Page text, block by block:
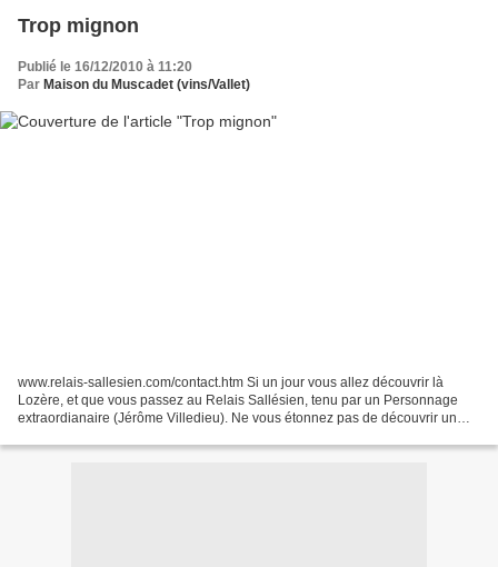
Trop mignon
Publié le 16/12/2010 à 11:20
Par Maison du Muscadet (vins/Vallet)
www.relais-sallesien.com/contact.htm Si un jour vous allez découvrir là
Lozère, et que vous passez au Relais Sallésien, tenu par un Personnage
extraordianaire (Jérôme Villedieu). Ne vous étonnez pas de découvrir un